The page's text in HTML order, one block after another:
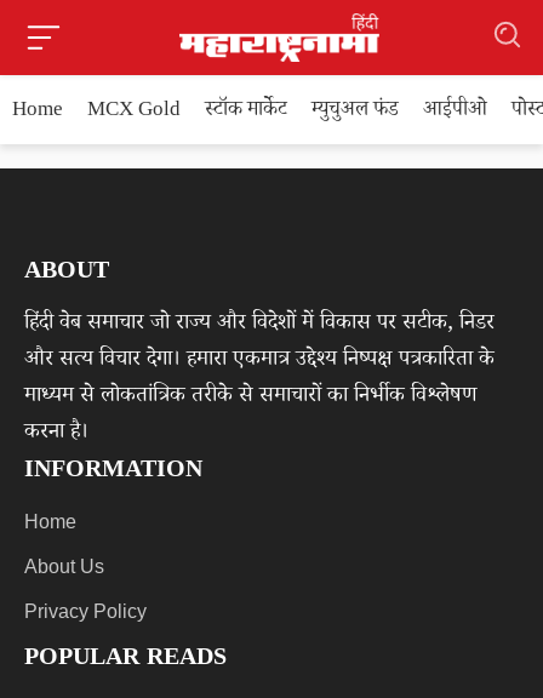
Home MCX Gold स्टॉक मार्केट म्युचुअल फंड आईपीओ
ABOUT
हिंदी वेब समाचार जो राज्य और विदेशों में विकास पर सटीक, निडर
और सत्य विचार देगा। हमारा एकमात्र उद्देश्य निष्पक्ष पत्रकारिता के
माध्यम से लोकतांत्रिक तरीके से समाचारों का निर्भीक विश्लेषण
करना है।
INFORMATION
Home
About Us
Privacy Policy
POPULAR READS